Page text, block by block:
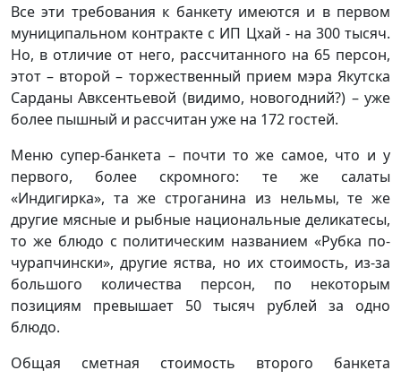
Все эти требования к банкету имеются и в первом
муниципальном контракте с ИП Цхай - на 300 тысяч.
Но, в отличие от него, рассчитанного на 65 персон,
этот – второй – торжественный прием мэра Якутска
Сарданы Авксентьевой (видимо, новогодний?) – уже
более пышный и рассчитан уже на 172 гостей.
Меню супер-банкета – почти то же самое, что и у
первого, более скромного: те же салаты
«Индигирка», та же строганина из нельмы, те же
другие мясные и рыбные национальные деликатесы,
то же блюдо с политическим названием «Рубка по-
чурапчински», другие яства, но их стоимость, из-за
большого количества персон, по некоторым
позициям превышает 50 тысяч рублей за одно
блюдо.
Общая сметная стоимость второго банкета